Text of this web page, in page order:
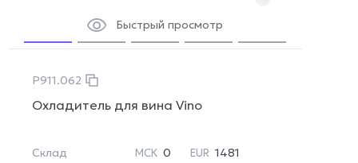
Быстрый просмотр
P911.062
Охладитель для вина Vino
Склад МСК 0 EUR 1481